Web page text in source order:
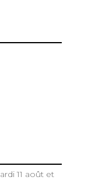
11 août et